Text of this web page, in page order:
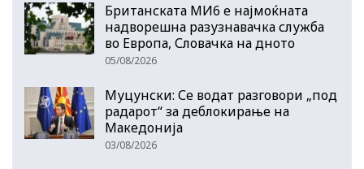
Британската МИ6 е најмоќната
надворешна разузнавачка служба
во Европа, Словачка на дното
05/08/2026
Муцунски: Се водат разговори „под
радарот“ за деблокирање на
Македонија
03/08/2026